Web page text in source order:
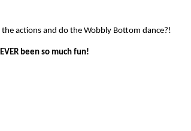
actions and do the Wobbly Bottom dance?!
been so much fun!